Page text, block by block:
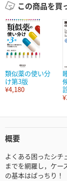
この商品を買
類似薬の使い分
け第3版
¥4,180
概要
よくある困ったシチ
までを網羅し，ケー
の基本はばっちり！